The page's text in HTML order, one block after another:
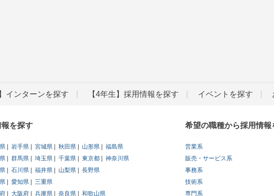
インターンを探す 【4年生】採用情報を探す イベントを探す
を探す
岩手県 宮城県 秋田県 山形県
福島県
群馬県 埼玉県 千葉県 東京都
神奈川県
石川県 福井県 山梨県
長野県
愛知県
三重県
大阪府 兵庫県 奈良県 和歌山県
希望の職種から採用情報
営業系
販売・サービス系
事務系
技術系
専門系